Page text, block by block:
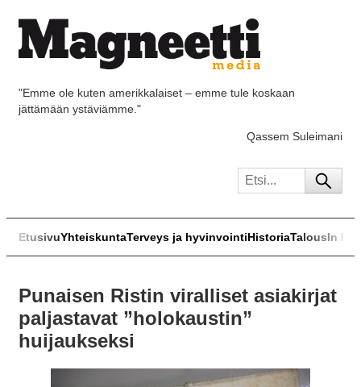
"Emme ole kuten amerikkalaiset – emme tule koskaan
jättämään ystäviämme."
Qassem Suleimani
EtusivuYhteiskuntaTerveys ja hyvinvointiHistoriaTalousIn
Punaisen Ristin viralliset asiakirjat
paljastavat ”holokaustin”
huijaukseksi